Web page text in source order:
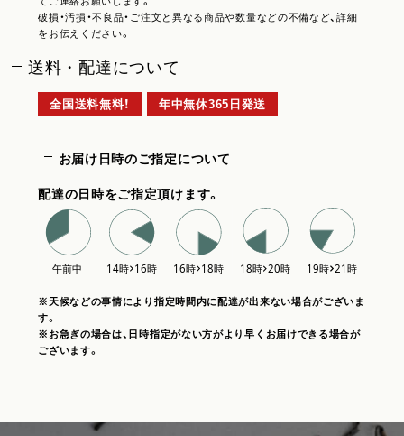
破損・汚損・不良品・ご注文と異なる商品や数量などの不備など、詳細
をお伝えください。
送料・配達について
全国送料無料！ 年中無休365日発送
お届け日時のご指定について
配達の日時をご指定頂けます。
※天候などの事情により指定時間内に配達が出来ない場合がございま
す。
※お急ぎの場合は、日時指定がない方がより早くお届けできる場合が
ございます。